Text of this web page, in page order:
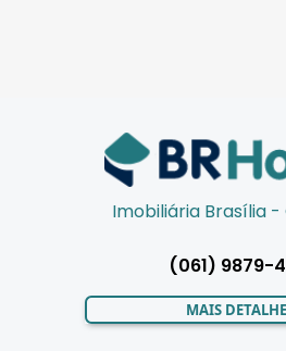
Imobiliária Brasília -
(061) 9879-
MAIS